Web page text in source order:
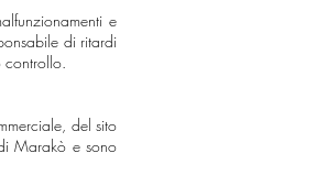
e
di ritardi
controllo.
del sito
Marakò e sono